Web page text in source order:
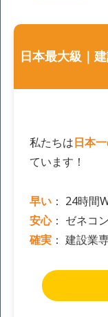
日本最大級｜
私たちは日本
ています！
早い： 24時間
安心： ゼネコ
確実： 建設業